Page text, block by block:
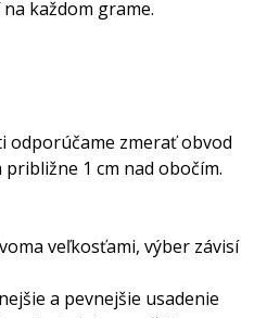
každom grame.
odporúčame zmerať obvod
1 cm nad obočím.
veľkosťami, výber závisí
a pevnejšie usadenie